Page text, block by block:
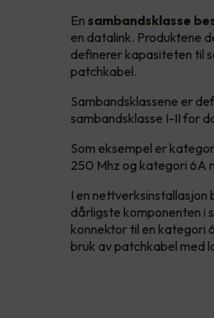
En sambandsklasse
en datalink. Produktene
definerer kapasiteten til
patchkabel.
Sambandsklassene er
sambandsklasse I-II for
Som eksempel er
250 Mhz og kategori 6A
I en nettverksinstallasjon
dårligste komponenten i
konnektor til en kategori
bruk av patchkabel med